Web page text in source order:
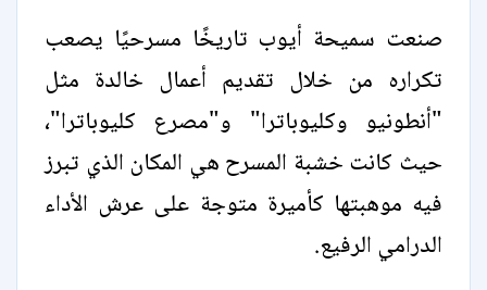
صنعت سميحة أيوب تاريخًا مسرحيًا يصعب
تكراره من خلال تقديم أعمال خالدة مثل
"أنطونيو وكليوباترا" و"مصرع كليوباترا"،
حيث كانت خشبة المسرح هي المكان الذي تبرز
فيه موهبتها كأميرة متوجة على عرش الأداء
الدرامي الرفيع.